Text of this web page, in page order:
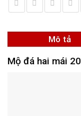
Mô tả
Mộ đá hai mái 20